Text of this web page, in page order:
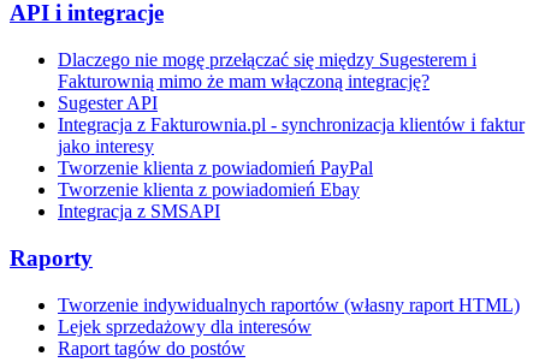
API i integracje
Dlaczego nie mogę przełączać się między Sugesterem i
Fakturownią mimo że mam włączoną integrację?
Sugester API
Integracja z Fakturownia.pl - synchronizacja klientów i faktur
jako interesy
Tworzenie klienta z powiadomień PayPal
Tworzenie klienta z powiadomień Ebay
Integracja z SMSAPI
Raporty
Tworzenie indywidualnych raportów (własny raport HTML)
Lejek sprzedażowy dla interesów
Raport tagów do postów